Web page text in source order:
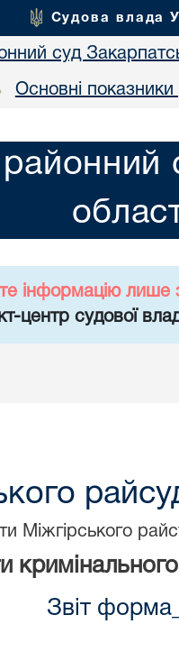
Судова влада
суд
Основні
інформацію лише
центр судової
Міжгірського
Звіт